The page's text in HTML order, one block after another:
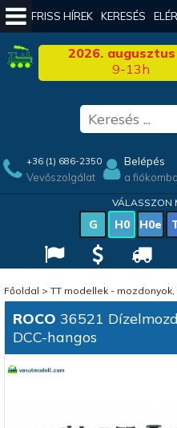
FRISS HÍREK KERESÉS
2026. augusztus
9-13h
+36 (1) 686-2350
Vevőszolgálat
Belépés
a fiókomba
VÁLASSZON
G H0 H0e
Főoldal > TT modellek - mozdonyok,
ROCO 36521
DCC-hangos